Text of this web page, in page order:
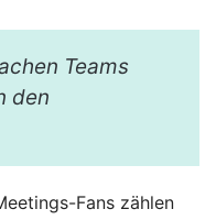
Teams
den
Fans zählen